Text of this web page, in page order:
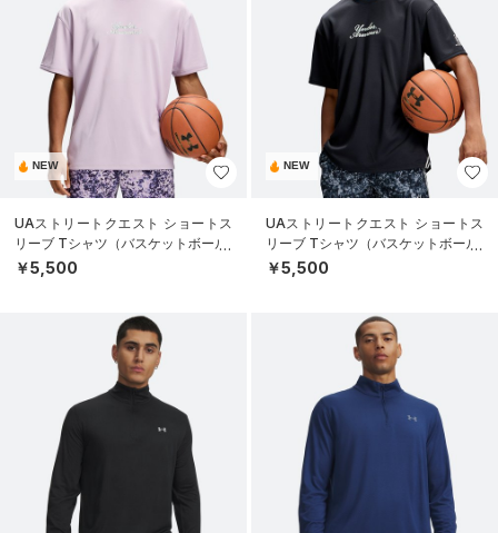
NEW
UAストリートクエスト ショートス
リーブ Tシャツ（バスケットボール/
MEN）
￥5,500
NEW
UAストリートクエスト ショートス
リーブ Tシャツ（バスケットボール/
MEN）
￥5,500